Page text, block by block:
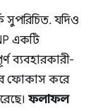
সুপরিচিত. যদিও
একটি
ব্যবহারকারী-
ফোকাস করে
ফলাফল